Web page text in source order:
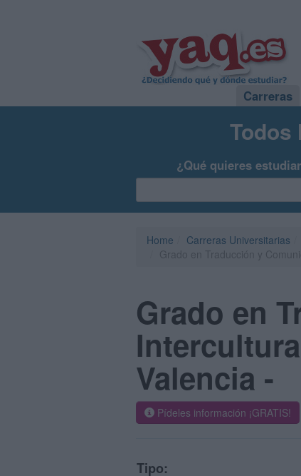
Carreras
Todos
¿Qué quieres
Home Carreras Universitarias
Grado en
Valencia -
Pídeles información ¡GRATIS!
Tipo: